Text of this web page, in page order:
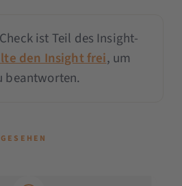
ist Teil des Insight-
den Insight frei, um
beantworten.